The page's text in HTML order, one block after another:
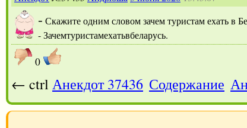
- Скажите одним словом зачем туристам ехать в
- Зачемтуристамехатьвбеларусь.
0
← ctrl Анекдот 37436 Содержание